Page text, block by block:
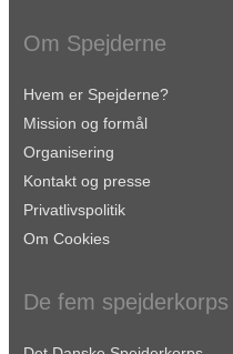
Om Spejderne
Hvem er Spejderne?
Mission og formål
Organisering
Kontakt og presse
Privatlivspolitik
Om Cookies
De fem spejderkorps